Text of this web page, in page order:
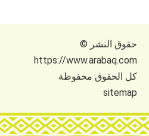
حقوق النشر ©
https://www.arabaq.com
كل الحقوق محفوظة
sitemap